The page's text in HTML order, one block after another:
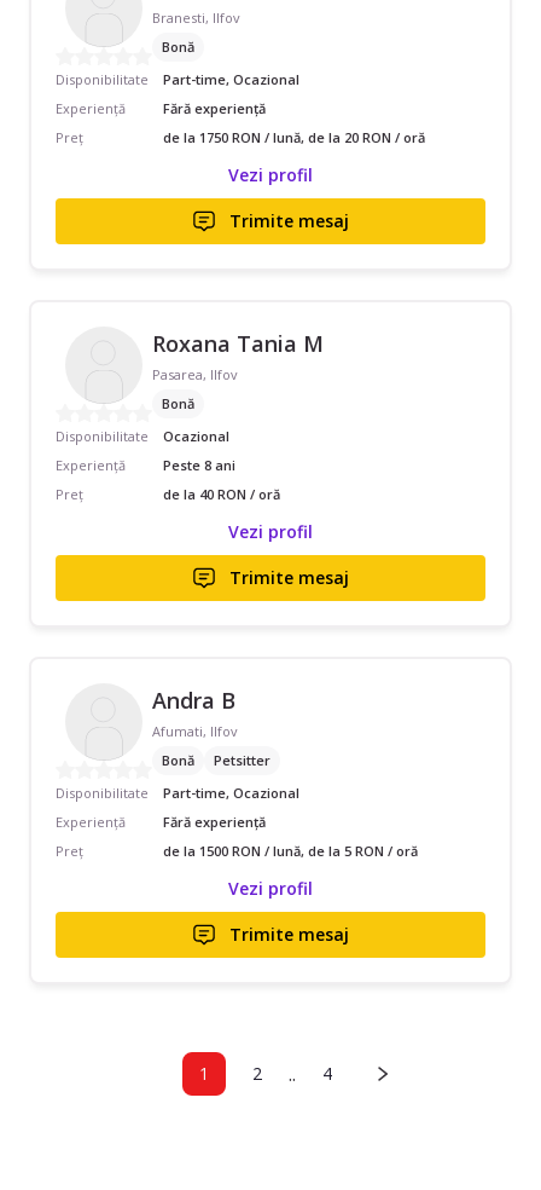
Branesti, Ilfov
Bonă
Disponibilitate
Part-time, Ocazional
Experiență
Fără experiență
Preț
de la 1750 RON / lună, de la 20 RON / oră
Vezi profil
Trimite mesaj
Roxana Tania M
Pasarea, Ilfov
Bonă
Disponibilitate
Ocazional
Experiență
Peste 8 ani
Preț
de la 40 RON / oră
Vezi profil
Trimite mesaj
Andra B
Afumati, Ilfov
Bonă
Petsitter
Disponibilitate
Part-time, Ocazional
Experiență
Fără experiență
Preț
de la 1500 RON / lună, de la 5 RON / oră
Vezi profil
Trimite mesaj
1 2 .. 4